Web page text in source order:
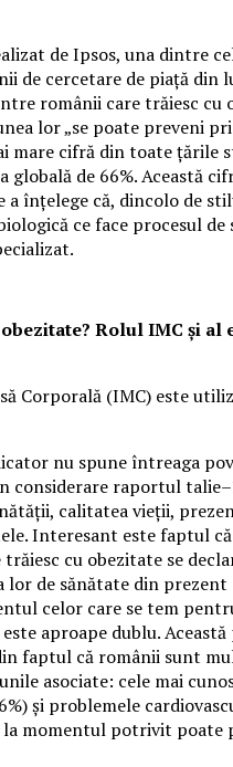
de Ipsos, una dintre
de cercetare de piață din
românii care trăiesc cu
lor „se poate preveni
mare cifră din toate țările
globală de 66%. Această
a înțelege că, dincolo de
ce face procesul de
obezitate? Rolul IMC și al
Corporală (IMC) este
nu spune întreaga
considerare raportul
calitatea vieții,
Interesant este faptul
cu obezitate se
de sănătate din prezent
celor care se tem
aproape dublu.
faptul că românii sunt
asociate: cele mai
și problemele
la momentul potrivit poate